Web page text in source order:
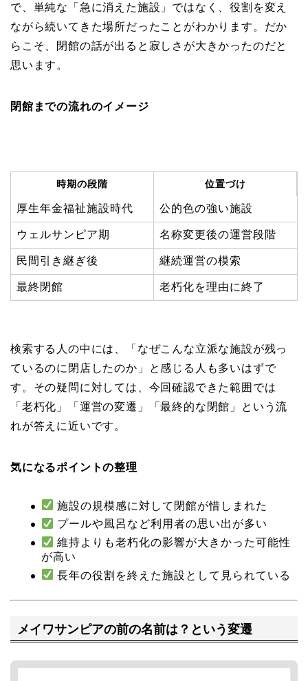
で、単純な「急に消えた施設」ではなく、役割を変え
ながら続いてきた場所だったことがわかります。だか
らこそ、閉館の話が出ると寂しさが大きかったのだと
思います。
閉館までの流れのイメージ
時期の段階 位置づけ
厚生年金福祉施設時代 公的色の強い施設
ウェルサンピア期 名称変更後の運営段階
民間引き継ぎ後 継続運営の模索
最終閉館 老朽化を理由に終了
検索する人の中には、「なぜこんな立派な施設が残っ
ているのに閉店したのか」と感じる人も多いはずで
す。その疑問に対しては、今回確認できた範囲では
「老朽化」「運営の変遷」「最終的な閉館」という流
れが答えに近いです。
気になるポイントの整理
施設の規模感に対して閉館が惜しまれた
プールや風呂など利用者の思い出が多い
維持よりも老朽化の影響が大きかった可能性
が高い
長年の役割を終えた施設として見られている
メイワサンピアの前の名前は？という変遷